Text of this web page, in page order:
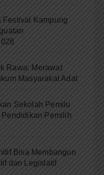
Festival Kampung
Rawa: Merawat
Masyarakat Adat
Sekolah Pemilu
Pendidikan Pemilih
Bisa Membangun
dan Legislatif